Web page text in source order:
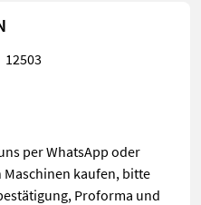
12503
per WhatsApp oder
kaufen, bitte
Proforma und